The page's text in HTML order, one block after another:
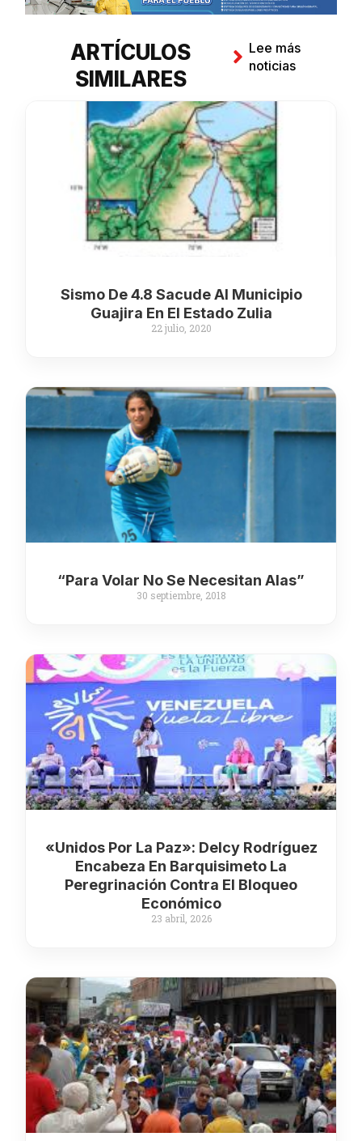
ARTÍCULOS
SIMILARES
Lee más
noticias
Sismo De 4.8 Sacude Al Municipio
Guajira En El Estado Zulia
22 julio, 2020
“Para Volar No Se Necesitan Alas”
30 septiembre, 2018
«Unidos Por La Paz»: Delcy Rodríguez
Encabeza En Barquisimeto La
Peregrinación Contra El Bloqueo
Económico
23 abril, 2026